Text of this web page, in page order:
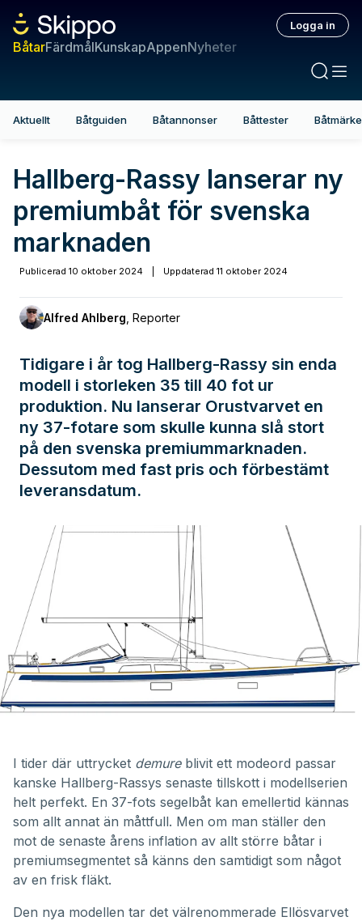
BåtarFärdmålKunskapAppenNyheter
Logga in
Aktuellt Båtguiden Båtannonser Båttester
Hallberg-Rassy lanserar ny
premiumbåt för svenska
marknaden
Publicerad 10 oktober 2024 Uppdaterad 11 oktober 2024
Alfred Ahlberg Reporter
Tidigare i år tog Hallberg-Rassy sin enda
modell i storleken 35 till 40 fot ur
produktion. Nu lanserar Orustvarvet en
ny 37-fotare som skulle kunna slå stort
på den svenska premiummarknaden.
Dessutom med fast pris och förbestämt
leveransdatum.
I tider där uttrycket demureblivit ett modeord passar
kanske Hallberg-Rassys senaste tillskott i modellserien
helt perfekt. En 37-fots segelbåt kan emellertid kännas
som allt annat än måttfull. Men om man ställer den
mot de senaste årens inflation av allt större båtar i
premiumsegmentet så känns den samtidigt som något
av en frisk fläkt.
Den nya modellen tar det välrenommerade Ellösvarvet